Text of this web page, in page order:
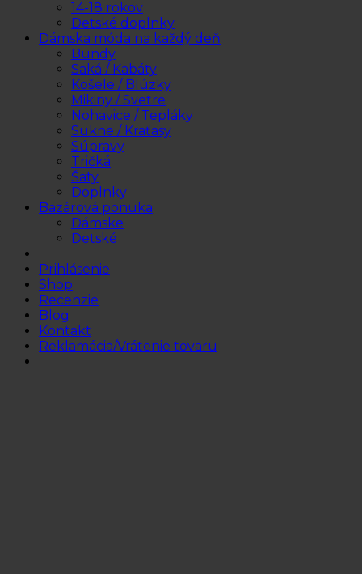
14-18 rokov
Detské doplnky
Dámska móda na každý deň
Bundy
Saká / Kabáty
Košele / Blúzky
Mikiny / Svetre
Nohavice / Tepláky
Sukne / Kraťasy
Súpravy
Tričká
Šaty
Doplnky
Bazárová ponuka
Dámske
Detské
Prihlásenie
Shop
Recenzie
Blog
Kontakt
Reklamácia/Vrátenie tovaru